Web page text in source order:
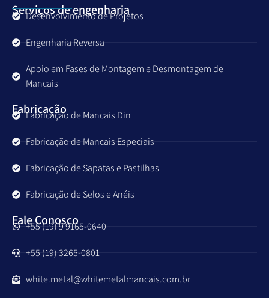
Serviços de engenharia
Desenvolvimento de Projetos
Engenharia Reversa
Apoio em Fases de Montagem e Desmontagem de
Mancais
Fabricação
Fabricação de Mancais Din
Fabricação de Mancais Especiais
Fabricação de Sapatas e Pastilhas
Fabricação de Selos e Anéis
Fale Conosco
+55 (19) 9 9165-0640
+55 (19) 3265-0801
white.metal@whitemetalmancais.com.br